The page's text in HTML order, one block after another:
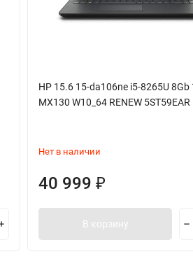
HP 15.6 15-da106ne i5-8265U 8Gb
MX130 W10_64 RENEW 5ST59EAR
Нет в наличии
40 999₽
В корзину